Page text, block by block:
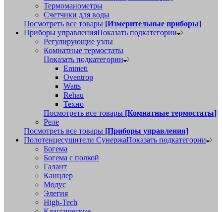
Термоманометры
Счетчики для воды
Посмотреть все товары [Измерительные приборы]
Приборы управленияПоказать подкатегории
Регулирующие узлы
Комнатные термостаты
Показать подкатегории
Emmeti
Oventrop
Watts
Rehau
Техно
Посмотреть все товары [Комнатные термостаты]
Реле
Посмотреть все товары [Приборы управления]
Полотенцесушители СунержаПоказать подкатегории
Богема
Богема с полкой
Галант
Канцлер
Модус
Элегия
High-Tech